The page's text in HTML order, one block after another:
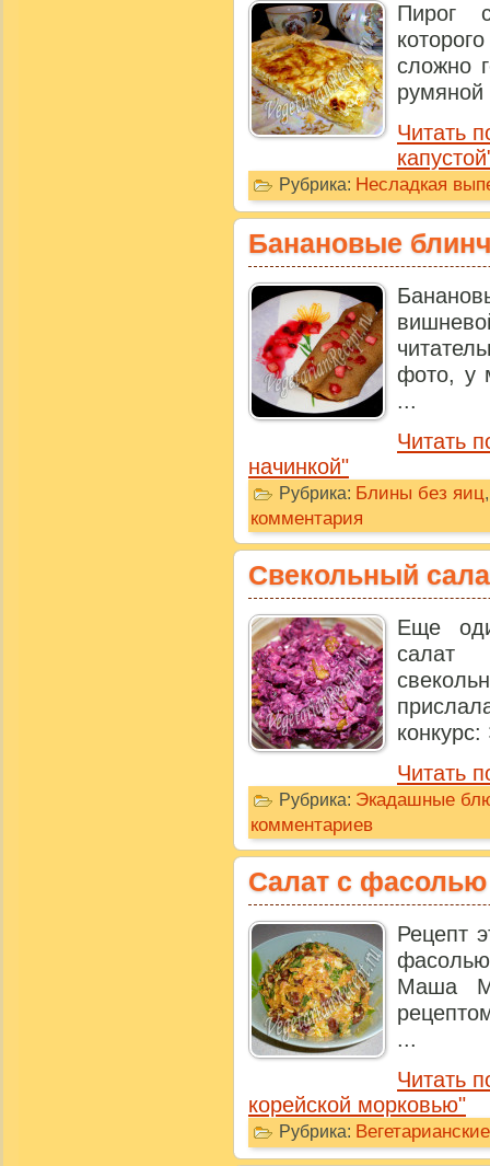
Пирог
сложно
румяной
Читать
Рубрика: Несладкая
Банановые
фото, у
...
Читать
начинкой"
Рубрика: Блины без яиц
комментария
Свекольный
Еще
салат
Читать
Рубрика: Экадашные
комментариев
Салат с
Рецепт
Маша
...
Читать
корейской морковью"
Рубрика: